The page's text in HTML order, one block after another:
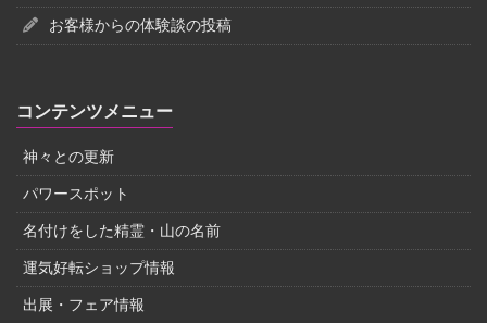
お客様からの体験談の投稿
コンテンツメニュー
神々との更新
パワースポット
名付けをした精霊・山の名前
運気好転ショップ情報
出展・フェア情報